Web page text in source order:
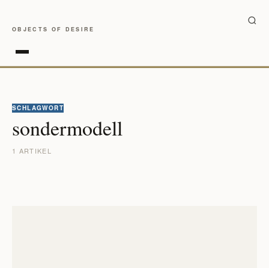
OBJECTS OF DESIRE
SCHLAGWORT
sondermodell
1 ARTIKEL